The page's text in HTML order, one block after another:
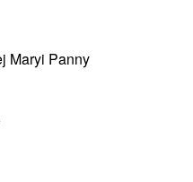
Maryi Panny